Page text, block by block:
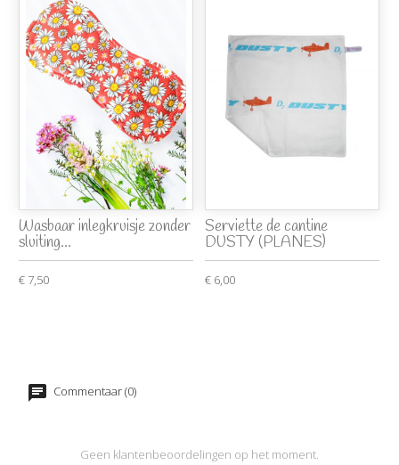
Wasbaar inlegkruisje zonder
sluiting...
€ 7,50
Serviette de cantine
DUSTY (PLANES)
€ 6,00
Commentaar (0)
Geen klantenbeoordelingen op het moment.